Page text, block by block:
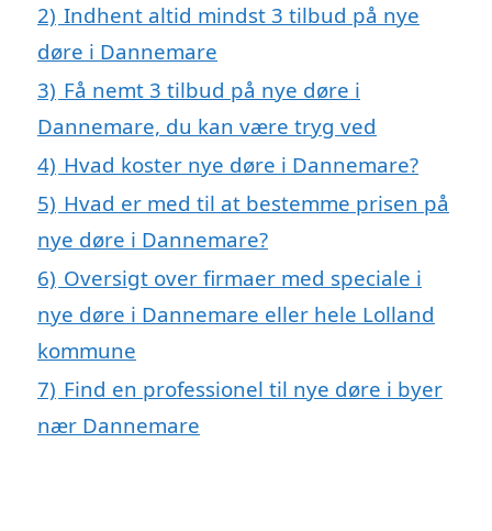
2) Indhent altid mindst 3 tilbud på nye
døre i Dannemare
3) Få nemt 3 tilbud på nye døre i
Dannemare, du kan være tryg ved
4) Hvad koster nye døre i Dannemare?
5) Hvad er med til at bestemme prisen på
nye døre i Dannemare?
6) Oversigt over firmaer med speciale i
nye døre i Dannemare eller hele Lolland
kommune
7) Find en professionel til nye døre i byer
nær Dannemare